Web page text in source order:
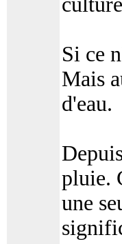
Si ce
Mais
d'eau.
pluie.
une